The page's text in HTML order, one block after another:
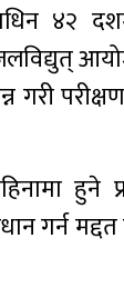
४२
गरी
हुने
गर्न मद्दत